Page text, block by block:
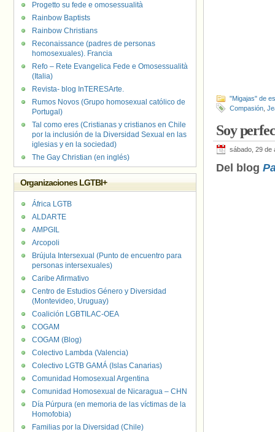
"Migajas" de
Compasión
Soy
sábado, 29 de
Del blog
Progetto su fede e omosessualità
Rainbow Baptists
Rainbow Christians
Reconaissance (padres de personas
homosexuales). Francia
Refo – Rete Evangelica Fede e Omosessualità
(Italia)
Revista- blog InTERESArte.
Rumos Novos (Grupo homosexual católico de
Portugal)
Tal como eres (Cristianas y cristianos en Chile
por la inclusión de la Diversidad Sexual en las
iglesias y en la sociedad)
The Gay Christian (en inglés)
Organizaciones LGTBI+
África LGTB
ALDARTE
AMPGIL
Arcopoli
Brújula Intersexual (Punto de encuentro para
personas intersexuales)
Caribe Afirmativo
Centro de Estudios Género y Diversidad
(Montevideo, Uruguay)
Coalición LGBTILAC-OEA
COGAM
COGAM (Blog)
Colectivo Lambda (Valencia)
Colectivo LGTB GAMÁ (Islas Canarias)
Comunidad Homosexual Argentina
Comunidad Homosexual de Nicaragua – CHN
Día Púrpura (en memoria de las víctimas de la
Homofobia)
Familias por la Diversidad (Chile)